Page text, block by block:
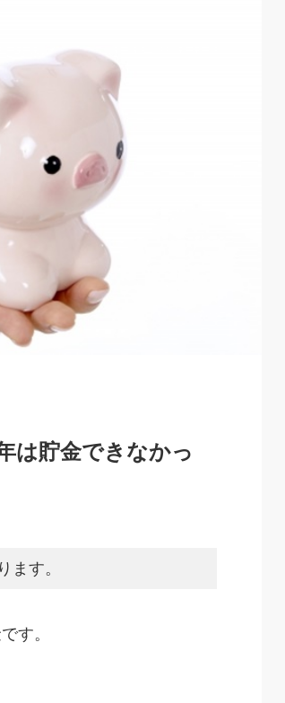
は貯金できなかっ
ます。
す。